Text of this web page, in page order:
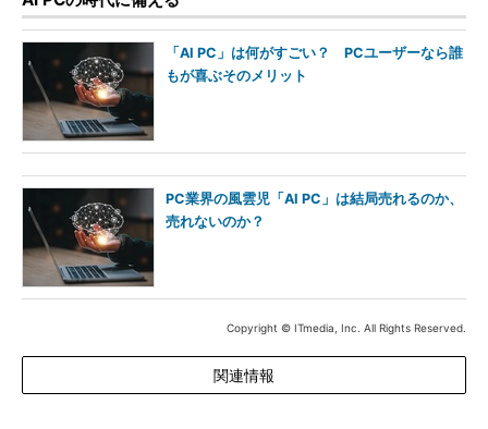
「AI PC」は何がすごい？ PCユーザーなら誰
もが喜ぶそのメリット
PC業界の風雲児「AI PC」は結局売れるのか、
売れないのか？
Copyright © ITmedia, Inc. All Rights Reserved.
関連情報